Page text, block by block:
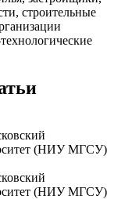
строительные
(НИУ МГСУ)
(НИУ МГСУ)